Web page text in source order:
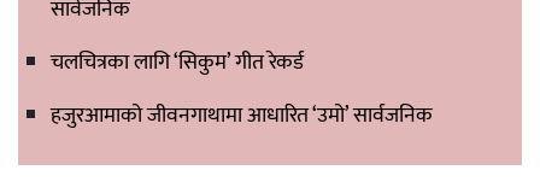
सार्वजनिक
चलचित्रका लागि ‘सिकुम’ गीत रेकर्ड
हजुरआमाको जीवनगाथामा आधारित ‘उमो’ सार्वजनिक